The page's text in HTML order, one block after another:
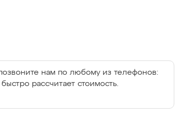
нам по любому из телефонов:
рассчитает стоимость.